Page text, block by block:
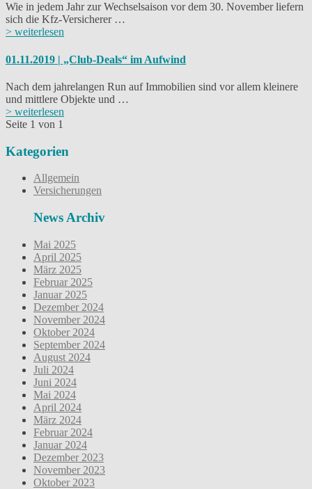
Wie in jedem Jahr zur Wechselsaison vor dem 30. November liefern
sich die Kfz-Versicherer …
> weiterlesen
01.11.2019 | „Club-Deals“ im Aufwind
Nach dem jahrelangen Run auf Immobilien sind vor allem kleinere
und mittlere Objekte und …
> weiterlesen
Seite 1 von 1
Kategorien
Allgemein
Versicherungen
News Archiv
Mai 2025
April 2025
März 2025
Februar 2025
Januar 2025
Dezember 2024
November 2024
Oktober 2024
September 2024
August 2024
Juli 2024
Juni 2024
Mai 2024
April 2024
März 2024
Februar 2024
Januar 2024
Dezember 2023
November 2023
Oktober 2023